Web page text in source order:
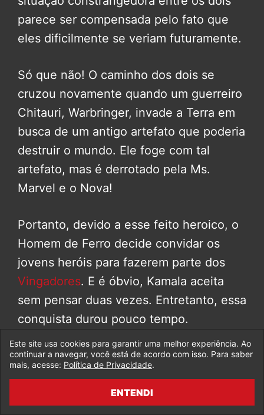
parece ser compensada pelo fato que
eles dificilmente se veriam futuramente.
Só que não! O caminho dos dois se
cruzou novamente quando um guerreiro
Chitauri, Warbringer, invade a Terra em
busca de um antigo artefato que poderia
destruir o mundo. Ele foge com tal
artefato, mas é derrotado pela Ms.
Marvel e o Nova!
Portanto, devido a esse feito heroico, o
Homem de Ferro decide convidar os
jovens heróis para fazerem parte dos
Vingadores. E é óbvio, Kamala aceita
sem pensar duas vezes. Entretanto, essa
conquista durou pouco tempo.
Já um tempo depois ela, oHomem-
Aranha
equipe. Devido a divergências
Este site usa cookies para garantir uma melhor experiência. Ao
continuar a navegar, você está de acordo com isso. Para saber
mais, acesse: Política de Privacidade.
ENTENDI